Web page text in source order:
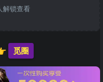
解锁查看
觅圈